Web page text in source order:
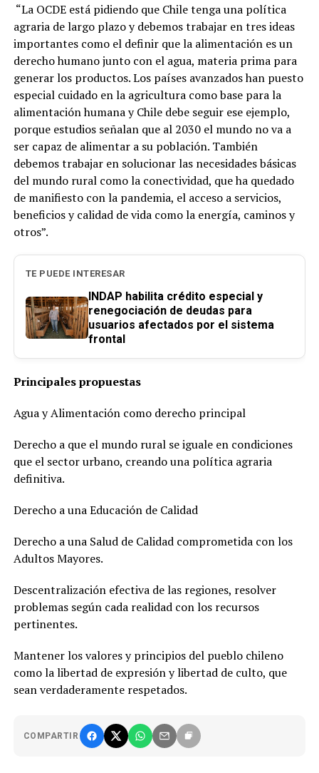
“La OCDE está pidiendo que Chile tenga una política
agraria de largo plazo y debemos trabajar en tres ideas
importantes como el definir que la alimentación es un
derecho humano junto con el agua, materia prima para
generar los productos. Los países avanzados han puesto
especial cuidado en la agricultura como base para la
alimentación humana y Chile debe seguir ese ejemplo,
porque estudios señalan que al 2030 el mundo no va a
ser capaz de alimentar a su población. También
debemos trabajar en solucionar las necesidades básicas
del mundo rural como la conectividad, que ha quedado
de manifiesto con la pandemia, el acceso a servicios,
beneficios y calidad de vida como la energía, caminos y
otros”.
TE PUEDE INTERESAR
INDAP habilita crédito especial y
renegociación de deudas para
usuarios afectados por el sistema
frontal
Principales propuestas
Agua y Alimentación como derecho principal
Derecho a que el mundo rural se iguale en condiciones
que el sector urbano, creando una política agraria
definitiva.
Derecho a una Educación de Calidad
Derecho a una Salud de Calidad comprometida con los
Adultos Mayores.
Descentralización efectiva de las regiones, resolver
problemas según cada realidad con los recursos
pertinentes.
Mantener los valores y principios del pueblo chileno
como la libertad de expresión y libertad de culto, que
sean verdaderamente respetados.
COMPARTIR